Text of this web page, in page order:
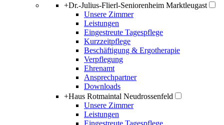
+Dr.-Julius-Flierl-Seniorenheim Marktleugast
Unsere Zimmer
Leistungen
Eingestreute Tagespflege
Kurzzeitpflege
Beschäftigung & Ergotherapie
Verpflegung
Ehrenamt
Ansprechpartner
Downloads
+Haus Rotmaintal Neudrossenfeld
Unsere Zimmer
Leistungen
Eingestreute Tagespflege